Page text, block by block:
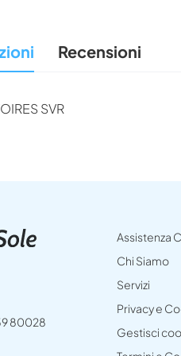
SVR
Recensioni
80028
Assistenza
Chi Siamo
Servizi
Privacy e
Gestisci